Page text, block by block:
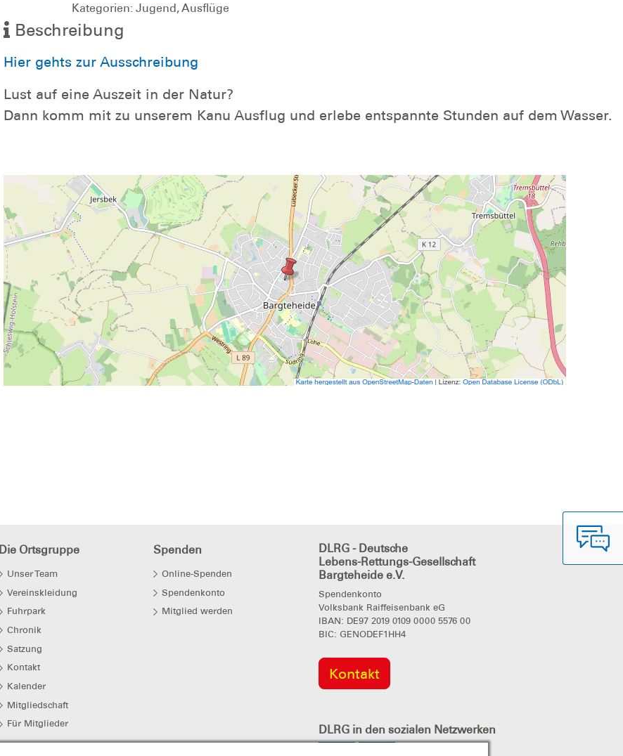
Kategorien: Jugend, Ausflüge
Beschreibung
Hier gehts zur Ausschreibung
Lust auf eine Auszeit in der Natur?
Dann komm mit zu unserem Kanu Ausflug und erlebe entspannte Stunden auf dem Wasser.
Die Ortsgruppe
Unser Team
Vereinskleidung
Fuhrpark
Chronik
Satzung
Kontakt
Kalender
Mitgliedschaft
Für Mitglieder
Spenden
Online-Spenden
Spendenkonto
Mitglied werden
DLRG - Deutsche
Lebens-Rettungs-Gesellschaft
Bargteheide e.V.
Spendenkonto
Volksbank Raiffeisenbank eG
IBAN: DE97 2019 0109 0000 5576 00
BIC: GENODEF1HH4
Kontakt
DLRG in den sozialen Netzwerken